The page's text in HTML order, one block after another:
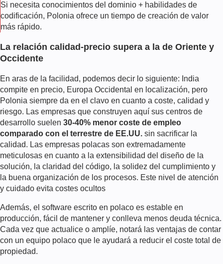
Si necesita conocimientos del dominio + habilidades de
codificación, Polonia ofrece un tiempo de creación de valor
más rápido.
La relación calidad-precio supera a la de Oriente y
Occidente
En aras de la facilidad, podemos decir lo siguiente: India
compite en precio, Europa Occidental en localización, pero
Polonia siempre da en el clavo en cuanto a coste, calidad y
riesgo. Las empresas que construyen aquí sus centros de
desarrollo suelen 30-40% menor coste de empleo
comparado con el terrestre de EE.UU. sin sacrificar la
calidad. Las empresas polacas son extremadamente
meticulosas en cuanto a la extensibilidad del diseño de la
solución, la claridad del código, la solidez del cumplimiento y
la buena organización de los procesos. Este nivel de atención
y cuidado evita costes ocultos
Además, el software escrito en polaco es estable en
producción, fácil de mantener y conlleva menos deuda técnica.
Cada vez que actualice o amplíe, notará las ventajas de contar
con un equipo polaco que le ayudará a reducir el coste total de
propiedad.